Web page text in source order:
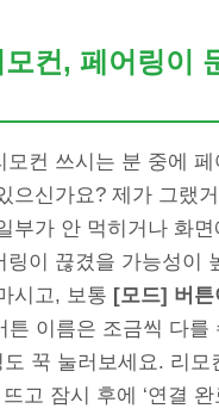
컨, 페어링이
모컨 쓰시는 분 중에 페
으신가요? 제가 그랬
부가 안 먹히거나 화
이 끊겼을 가능성이
시고, 보통 [모드] 버
튼 이름은 조금씩 다를
꾹 눌러보세요. 리모
고 잠시 후에 ‘연결 완